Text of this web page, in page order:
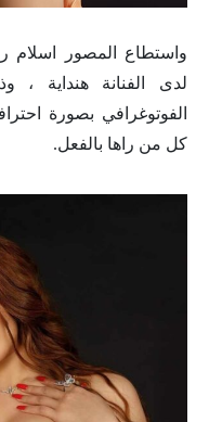
واستطاع المصور اسلام
لدى الفنانة هنداية ،
الفوتوغرافي بصورة
كل من راها بالفعل.